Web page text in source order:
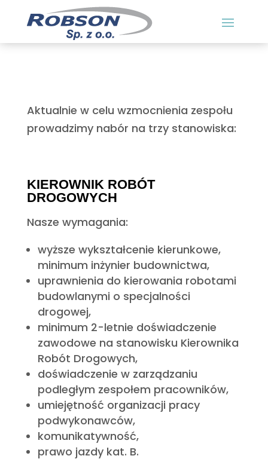
Aktualnie w celu wzmocnienia zespołu
prowadzimy nabór na trzy stanowiska:
KIEROWNIK ROBÓT
DROGOWYCH
Nasze wymagania:
wyższe wykształcenie kierunkowe,
minimum inżynier budownictwa,
uprawnienia do kierowania robotami
budowlanymi o specjalności
drogowej,
minimum 2-letnie doświadczenie
zawodowe na stanowisku Kierownika
Robót Drogowych,
doświadczenie w zarządzaniu
podległym zespołem pracowników,
umiejętność organizacji pracy
podwykonawców,
komunikatywność,
prawo jazdy kat. B.